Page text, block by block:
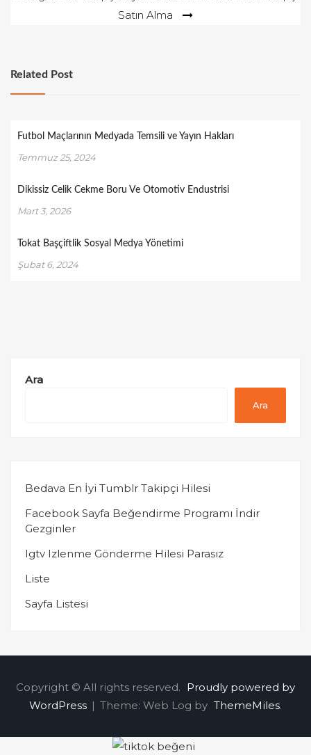
Satın Alma
Related Post
Futbol Maçlarının Medyada Temsili ve Yayın Hakları
Temmuz 25, 2024
Dikissiz Celik Cekme Boru Ve Otomotiv Endustrisi
Mart 3, 2026
Tokat Başçiftlik Sosyal Medya Yönetimi
Şubat 6, 2024
Ara
Ara
Bedava En İyi Tumblr Takipçi Hilesi
Facebook Sayfa Beğendirme Programı İndir
Gezginler
Igtv Izlenme Gönderme Hilesi Parasız
Liste
Sayfa Listesi
Copyright © All rights reserved. Proudly powered by
WordPress | Theme: Web Log by ThemeMiles.